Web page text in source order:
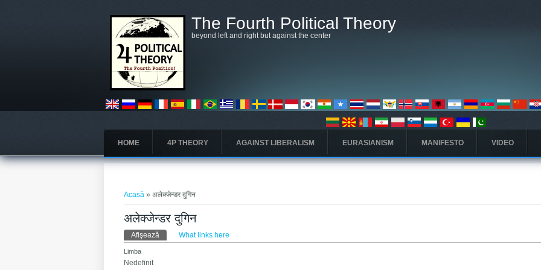
The Fourth Political Theory
beyond left and right but against the center
HOME 4P THEORY AGAINST LIBERALISM EURASIANISM MANIFESTO VIDEO
Eşti aici
Acasă » अलेक्जेन्डर दुगिन
अलेक्जेन्डर दुगिन
Taburi primare
Afişează (tab activ)What links here
Limba
Nedefinit